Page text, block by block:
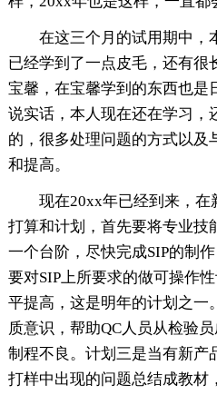
在这三个月的试用期中，
已经学到了一点皮毛，还有很
宝馨，在宝馨学到的东西也是
说实话，本人现在还在学习，
的，很多处理问题的方式以及
和提高。
现在20xx年已经到来，在
打算和计划，首先要将专业技
一个台阶，尽快完成SIP的制
要对SIP上所要求的做可操作
平提高，这是明年的计划之一
质意识，帮助QC人员从检验
制程不良。计划三是当有新产
打样中出现的问题总结成教材